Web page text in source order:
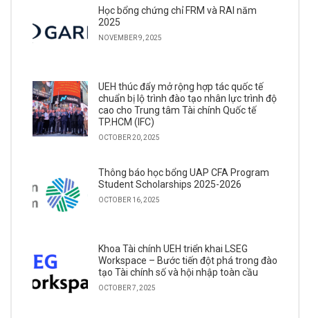
Học bổng chứng chỉ FRM và RAI năm
2025
NOVEMBER 9, 2025
UEH thúc đẩy mở rộng hợp tác quốc tế
chuẩn bị lộ trình đào tạo nhân lực trình độ
cao cho Trung tâm Tài chính Quốc tế
TP.HCM (IFC)
OCTOBER 20, 2025
Thông báo học bổng UAP CFA Program
Student Scholarships 2025-2026
OCTOBER 16, 2025
Khoa Tài chính UEH triển khai LSEG
Workspace – Bước tiến đột phá trong đào
tạo Tài chính số và hội nhập toàn cầu
OCTOBER 7, 2025